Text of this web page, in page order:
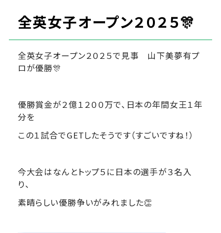
全英女子オープン２０２５🎊
全英女子オープン２０２５で見事 山下美夢有プ
ロが優勝🎊
優勝賞金が２億１２００万で、日本の年間女王１年
分を
この１試合でGETしたそうです（すごいですね！）
今大会はなんとトップ５に日本の選手が３名入
り、
素晴らしい優勝争いがみれました👏